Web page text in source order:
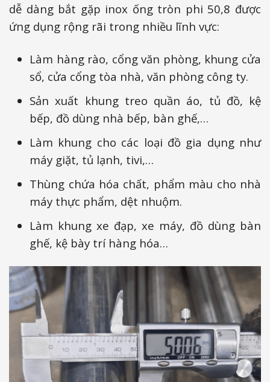
dễ dàng bắt gặp inox ống tròn phi 50,8 được
ứng dụng rộng rãi trong nhiều lĩnh vực:
Làm hàng rào, cổng văn phòng, khung cửa
sổ, cửa cổng tòa nhà, văn phòng công ty.
Sản xuất khung treo quần áo, tủ đồ, kệ
bếp, đồ dùng nhà bếp, bàn ghế,…
Làm khung cho các loại đồ gia dụng như
máy giặt, tủ lạnh, tivi,…
Thùng chứa hóa chất, phẩm màu cho nhà
máy thực phẩm, dệt nhuộm.
Làm khung xe đạp, xe máy, đồ dùng bàn
ghế, kệ bày trí hàng hóa…